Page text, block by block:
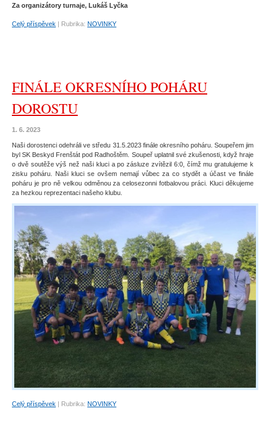
Za organizátory turnaje, Lukáš Lyčka
Celý příspěvek Rubrika: NOVINKY
FINÁLE OKRESNÍHO POHÁRU
DOROSTU
1. 6. 2023
Naši dorostenci odehráli ve středu 31.5.2023 finále okresního poháru. Soupeřem jim
byl SK Beskyd Frenštát pod Radhoštěm. Soupeř uplatnil své zkušenosti, když hraje
o dvě soutěže výš než naši kluci a po zásluze zvítězil 6:0, čímž mu gratulujeme k
zisku poháru. Naši kluci se ovšem nemají vůbec za co stydět a účast ve finále
poháru je pro ně velkou odměnou za celosezonni fotbalovou práci. Kluci děkujeme
za hezkou reprezentaci našeho klubu.
Celý příspěvek | Rubrika: NOVINKY